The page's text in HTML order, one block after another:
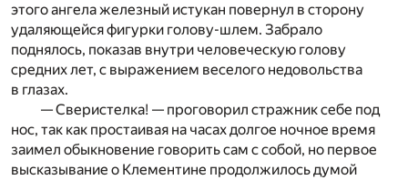
этого ангела железный истукан повернул в сторону
удаляющейся фигурки голову-шлем. Забрало
поднялось, показав внутри человеческую голову
средних лет, с выражением веселого недовольства
в глазах.
— Сверистелка! — проговорил стражник себе под
нос, так как простаивая на часах долгое ночное время
заимел обыкновение говорить сам с собой, но первое
высказывание о Клементине продолжилось думой